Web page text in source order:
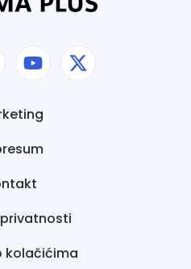
kolačićima